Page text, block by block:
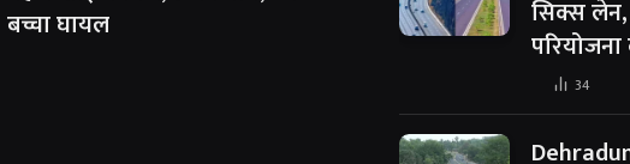
बच्चा घायल
सिक्स लेन,
34